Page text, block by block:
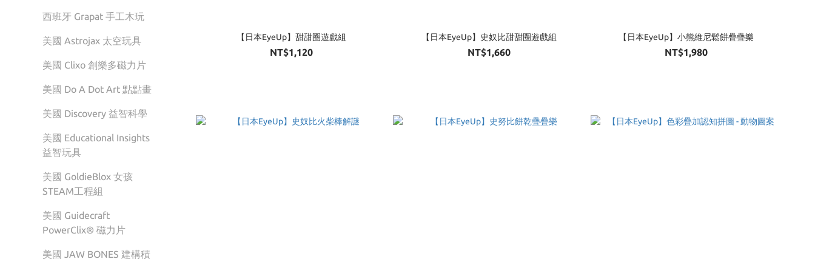
西班牙 Grapat 手工木玩
美國 Astrojax 太空玩具
美國 Clixo 創樂多磁力片
美國 Do A Dot Art 點點畫
美國 Discovery 益智科學
美國 Educational Insights
益智玩具
美國 GoldieBlox 女孩
STEAM工程組
美國 Guidecraft
PowerClix® 磁力片
美國 JAW BONES 建構積
【日本EyeUp】甜甜圈遊戲組
NT$1,120
【日本EyeUp】史奴比甜甜圈遊戲組
NT$1,660
【日本EyeUp】小熊維尼鬆餅疊疊樂
NT$1,980